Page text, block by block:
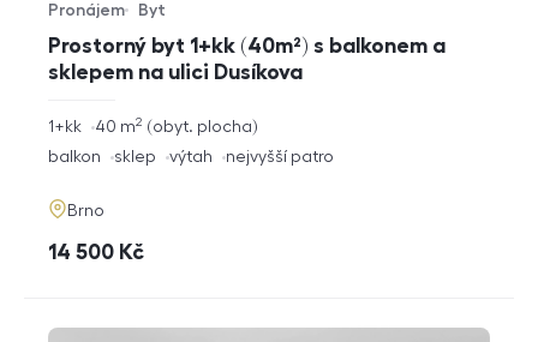
Prostorný byt 1+kk (40m²) s balkonem a
sklepem na ulici Dusíkova
Typ nabídky
Pronájem
Typ nemovitosti
Byt
rozměry
1+kk obyt. plocha
40 m2
funkce
balkon sklep výtah nejvyšší patro
adresa
Brno
cena
14 500 Kč